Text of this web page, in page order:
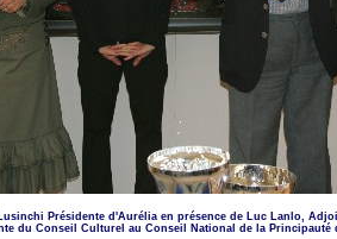
Présidente d'Aurélia en présence de Luc Lanlo,
du Conseil Culturel au Conseil National de la Principauté